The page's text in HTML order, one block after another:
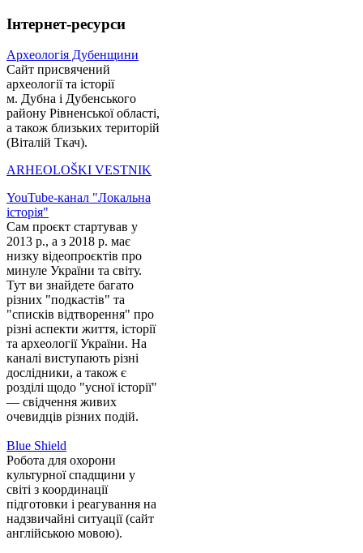
Інтернет-ресурси
Археологія Дубенщини
Сайт присвячений
археології та історії
м. Дубна і Дубенського
району Рівненської області,
а також близьких територій
(Віталій Ткач).
ARHEOLOŠKI VESTNIK
YouTube-канал "Локальна
історія"
Сам проєкт стартував у
2013 р., а з 2018 р. має
низку відеопроєктів про
минуле України та світу.
Тут ви знайдете багато
різних "подкастів" та
"списків відтворення" про
різні аспекти життя, історії
та археології України. На
каналі виступають різні
дослідники, а також є
розділі щодо "усної історії"
— свідчення живих
очевидців різних подій.
Blue Shield
Робота для охорони
культурної спадщини у
світі з координації
підготовки і реагування на
надзвичайні ситуації (сайт
англійською мовою).